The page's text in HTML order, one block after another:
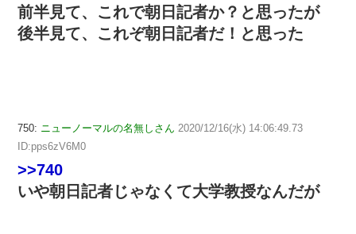
前半見て、これで朝日記者か？と思ったが
後半見て、これぞ朝日記者だ！と思った
750: ニューノーマルの名無しさん 2020/12/16(水) 14:06:49.73
ID:pps6zV6M0
>>740
いや朝日記者じゃなくて大学教授なんだが